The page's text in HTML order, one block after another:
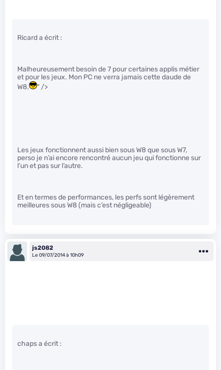
Ricard a écrit :
Malheureusement besoin de 7 pour certaines applis métier
et pour les jeux. Mon PC ne verra jamais cette daude de
W8.
" />
Les jeux fonctionnent aussi bien sous W8 que sous W7,
perso je n’ai encore rencontré aucun jeu qui fonctionne sur
l’un et pas sur l’autre.
Et en termes de performances, les perfs sont légèrement
meilleures sous W8 (mais c’est négligeable)
js2082
Le 09/07/2014 à 10h09
chaps a écrit :